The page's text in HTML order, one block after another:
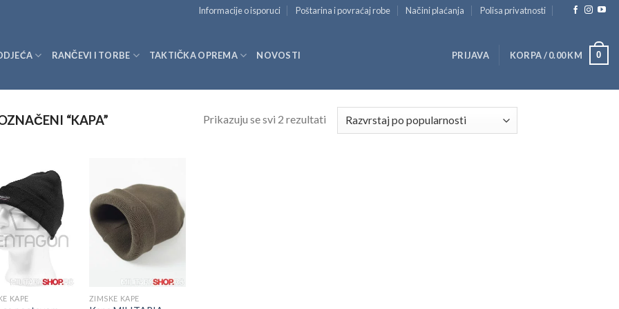
Informacije o isporuci Poštarina i povraćaj robe Načini plaćanja Polisa privatnosti
RANČEVI I TORBE TAKTIČKA OPREMA NOVOSTI PRIJAVA KORPA /0.00KM 0
“KAPA” Prikazuju se svi 2 rezultati
KAPE ZIMSKE KAPE